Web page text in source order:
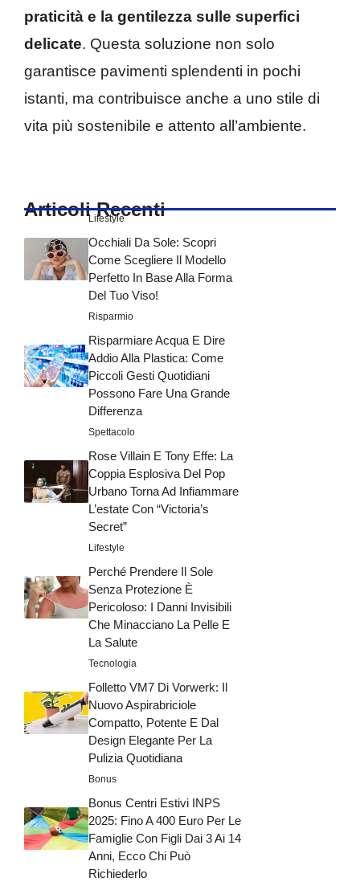
praticità e la gentilezza sulle superfici
delicate. Questa soluzione non solo
garantisce pavimenti splendenti in pochi
istanti, ma contribuisce anche a uno stile di
vita più sostenibile e attento all’ambiente.
Articoli Recenti
Lifestyle
Occhiali Da Sole: Scopri
Come Scegliere Il Modello
Perfetto In Base Alla Forma
Del Tuo Viso!
Risparmio
Risparmiare Acqua E Dire
Addio Alla Plastica: Come
Piccoli Gesti Quotidiani
Possono Fare Una Grande
Differenza
Spettacolo
Rose Villain E Tony Effe: La
Coppia Esplosiva Del Pop
Urbano Torna Ad Infiammare
L’estate Con “Victoria’s
Secret”
Lifestyle
Perché Prendere Il Sole
Senza Protezione È
Pericoloso: I Danni Invisibili
Che Minacciano La Pelle E
La Salute
Tecnologia
Folletto VM7 Di Vorwerk: Il
Nuovo Aspirabriciole
Compatto, Potente E Dal
Design Elegante Per La
Pulizia Quotidiana
Bonus
Bonus Centri Estivi INPS
2025: Fino A 400 Euro Per Le
Famiglie Con Figli Dai 3 Ai 14
Anni, Ecco Chi Può
Richiederlo